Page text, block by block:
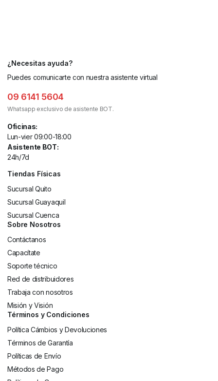
¿Necesitas ayuda?
Puedes comunicarte con nuestra asistente virtual
09 6141 5604
Whatsapp exclusivo de asistente BOT.
Oficinas:
Lun-vier 09:00-18:00
Asistente BOT:
24h/7d
Tiendas Físicas
Sucursal Quito
Sucursal Guayaquil
Sucursal Cuenca
Sobre Nosotros
Contáctanos
Capacítate
Soporte técnico
Red de distribuidores
Trabaja con nosotros
Misión y Visión
Términos y Condiciones
Política Cámbios y Devoluciones
Términos de Garantía
Políticas de Envío
Métodos de Pago